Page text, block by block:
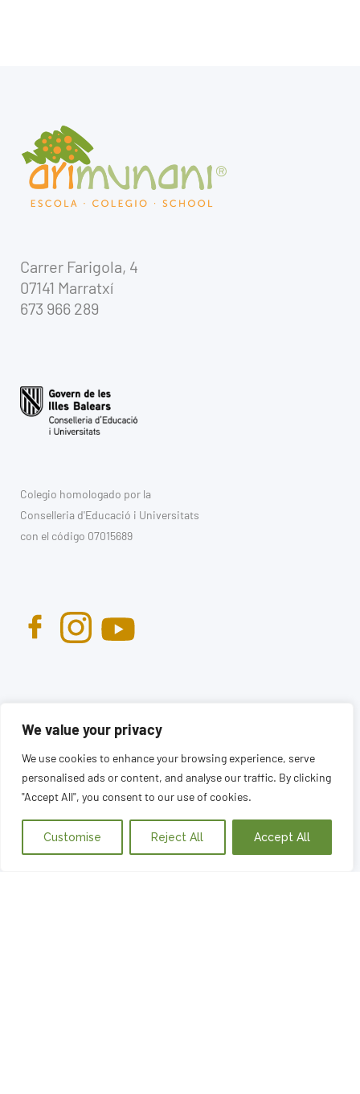
We value your privacy
We use cookies to enhance your browsing experience, serve
personalised ads or content, and analyse our traffic. By clicking
"Accept All", you consent to our use of cookies.
Customise Reject All Accept All
Carrer Farigola, 4
07141 Marratxí
673 966 289
Colegio homologado por la
Conselleria d'Educació i Universitats
con el código 07015689